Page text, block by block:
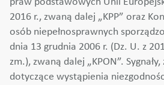
praw podstawowych Unii
2016 r., zwaną dalej „KPP” oraz
osób niepełnosprawnych
dnia 13 grudnia 2006 r. (Dz. U. z
zm.), zwaną dalej „KPON”.
dotyczące wystąpienia